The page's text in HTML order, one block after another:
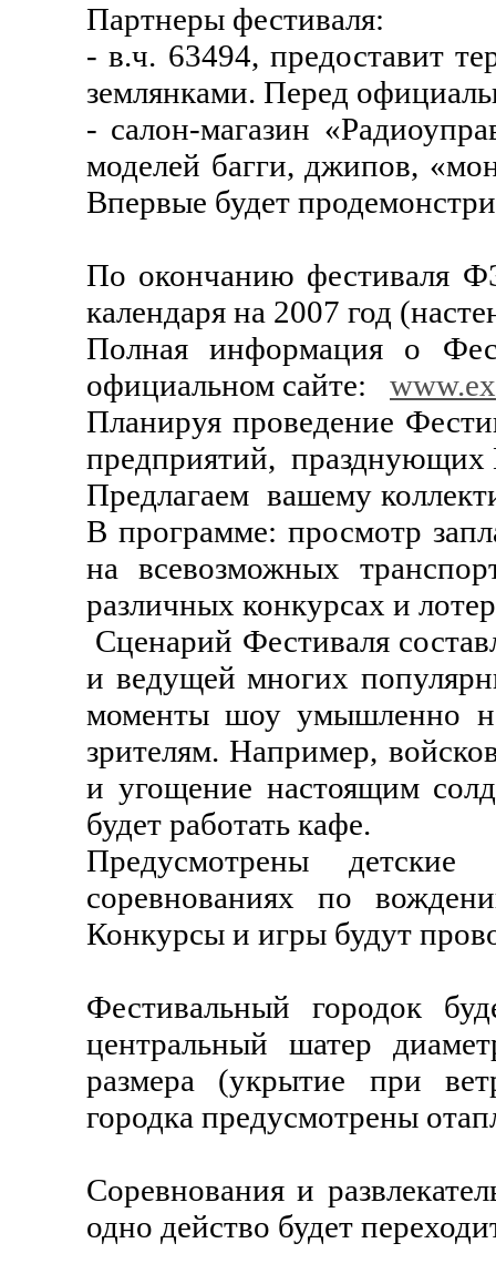
Партнеры фестиваля:
- в.ч. 63494, предоставит
землянками. Перед
- салон-магазин
моделей багги, джипов,
Впервые будет
По окончанию фестиваля
календаря на 2007 год
Полная информация о
официальном сайте:
Планируя проведение
предприятий, празднующих
Предлагаем вашему
В программе: просмотр
на всевозможных
различных конкурсах и
Сценарий Фестиваля
и ведущей многих
моменты шоу умышленно
зрителям. Например,
и угощение настоящим
будет работать кафе.
Предусмотрены детские
соревнованиях по
Конкурсы и игры будут
Фестивальный городок
центральный шатер
размера (укрытие при
городка предусмотрены
Соревнования и
одно действо будет